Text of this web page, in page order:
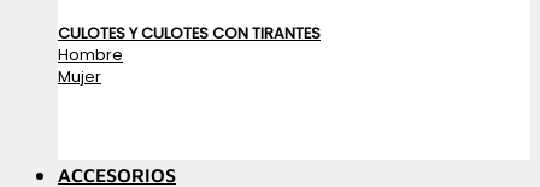
CULOTES Y CULOTES CON TIRANTES
Hombre
Mujer
ACCESORIOS